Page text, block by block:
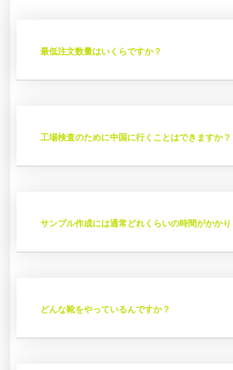
最低注文数量はいくらですか？
工場検査のために中国に行くことはできますか？
サンプル作成には通常どれくらいの時間がかかり
どんな靴をやっているんですか？